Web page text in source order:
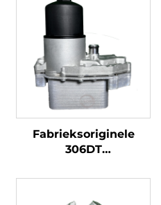
Fabrieksoriginele
306DT
voor Land Rover 3.0T